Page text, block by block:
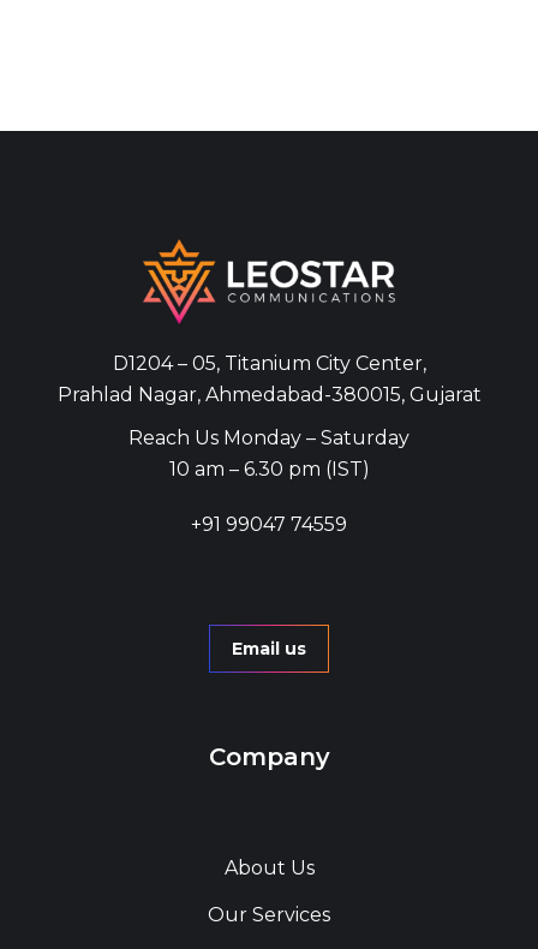
D1204 – 05, Titanium City Center,
Prahlad Nagar, Ahmedabad-380015, Gujarat
Reach Us Monday – Saturday
10 am – 6.30 pm (IST)
+91 99047 74559
Email us
Company
About Us
Our Services